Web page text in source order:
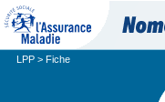
LPP > Fiche